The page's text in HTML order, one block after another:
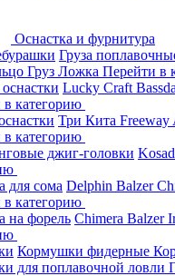
Оснастка и фурнитура
Груза
Груз Ложка Перейти в
Lucky Craft
категорию
Три Кита Freeway
категорию
джиг-головки
для сома Delphin Balzer
категорию
на форель Chimera Balzer
Кормушки фидерные
для поплавочной ловли